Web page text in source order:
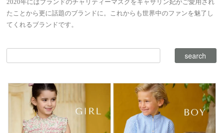
2020年にはブランドのチャリティーマスクをキャサリン妃がご愛用され
たことから更に話題のブランドに。これからも世界中のファンを魅了し
てくれるブランドです。